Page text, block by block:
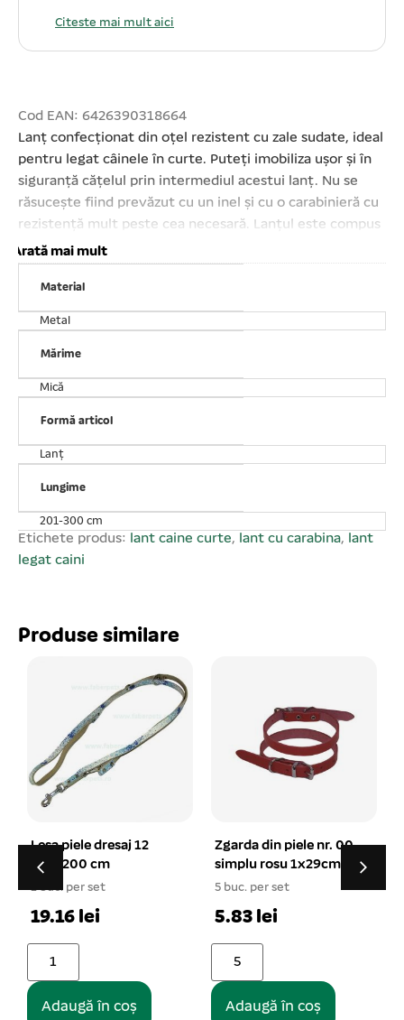
Citeste mai mult aici
Cod EAN: 6426390318664
Lanț confecționat din oțel rezistent cu zale sudate, ideal
pentru legat câinele în curte. Puteți imobiliza ușor și în
siguranță cățelul prin intermediul acestui lanț. Nu se
răsucește fiind prevăzut cu un inel și cu o carabinieră cu
rezistență mult peste cea necesară. Lanțul este compus
din zale lung de 30 mm și gros de 3 mm. Lungimea
maximă desfășurată este de 3 m. Recomandat câinilor
de talie mică. Atenție! Menținerea căinelui legat în lanț
trebuie să fie limitată în timp și numai în situațiile care
impun acest lucru. Un exemplar legat în permanență va
prezenta modificări comportamentale grave ( devine
agresiv cu toata lumea, inclusiv deținatorul, începe să
latre excesiv, etc), care fac dificilă intreținerea câinelui
și nu de puține ori, chiar coexistența cu animalul de
companie.
Arată mai mult
Material
Metal
Mărime
Mică
Formă articol
Lanț
Lungime
201-300 cm
Etichete produs: lant caine curte, lant cu carabina, lant
legat caini
Produse similare
Zgarda din piele nr. 00
simplu rosu 1x29cm
5 buc. per set
5.83 lei
Adaugă în coș
Minge impletita
multicolora 5,5 cm
1 buc. per set
6.39 lei
Adaugă în coș